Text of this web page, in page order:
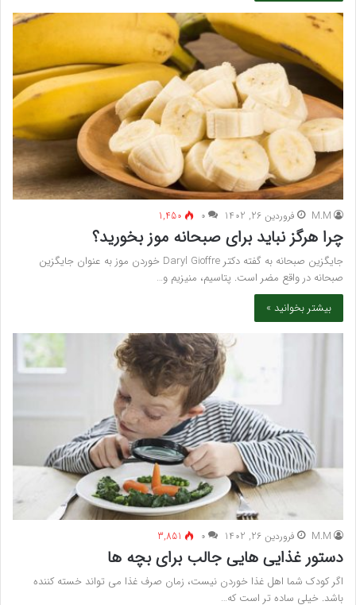
M.M فروردین 26, 1402 ۰ 1,450
چرا هرگز نباید برای صبحانه موز بخورید؟
جایگزین صبحانه به گفته دکتر Daryl Gioffre خوردن موز به عنوان جایگزین
صبحانه در واقع مضر است. پتاسیم، منیزیم و…
بیشتر بخوانید »
M.M فروردین 26, 1402 ۰ 3,851
دستور غذایی هایی جالب برای بچه ها
اگر کودک شما اهل غذا خوردن نیست، زمان صرف غذا می تواند خسته کننده
باشد. خیلی ساده تر است که…